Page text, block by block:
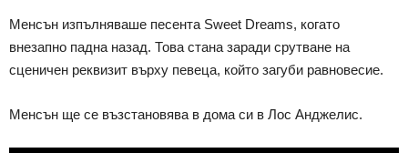
Менсън изпълняваше песента Sweet Dreams, когато
внезапно падна назад. Това стана заради срутване на
сценичен реквизит върху певеца, който загуби равновесие.
Менсън ще се възстановява в дома си в Лос Анджелис.